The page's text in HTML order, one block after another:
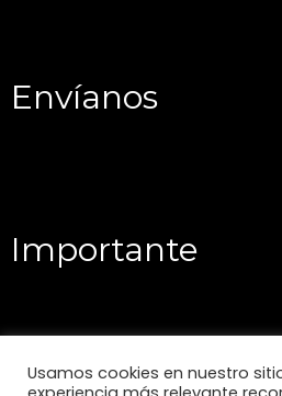
Envíanos
Importante
Usamos cookies en nuestro